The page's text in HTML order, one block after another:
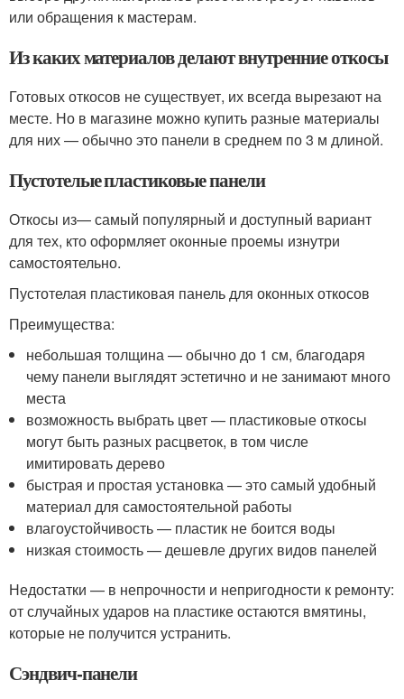
или обращения к мастерам.
Из каких материалов делают внутренние откосы
Готовых откосов не существует, их всегда вырезают на
месте. Но в магазине можно купить разные материалы
для них — обычно это панели в среднем по 3 м длиной.
Пустотелые пластиковые панели
Откосы из— самый популярный и доступный вариант
для тех, кто оформляет оконные проемы изнутри
самостоятельно.
Пустотелая пластиковая панель для оконных откосов
Преимущества:
небольшая толщина — обычно до 1 см, благодаря
чему панели выглядят эстетично и не занимают много
места
возможность выбрать цвет — пластиковые откосы
могут быть разных расцветок, в том числе
имитировать дерево
быстрая и простая установка — это самый удобный
материал для самостоятельной работы
влагоустойчивость — пластик не боится воды
низкая стоимость — дешевле других видов панелей
Недостатки — в непрочности и непригодности к ремонту:
от случайных ударов на пластике остаются вмятины,
которые не получится устранить.
Сэндвич-панели